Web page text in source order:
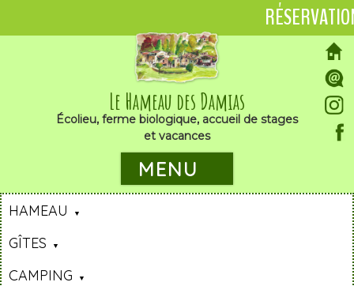
Le Hameau des Damias
Écolieu, ferme biologique, accueil de stages
et vacances
MENU
HAMEAU
GÎTES
CAMPING